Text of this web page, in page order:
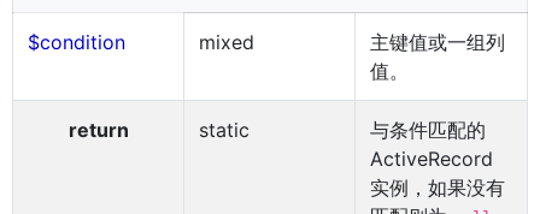
$condition mixed
主键值或一组列
值。
return static
与条件匹配的
ActiveRecord
实例，如果没有